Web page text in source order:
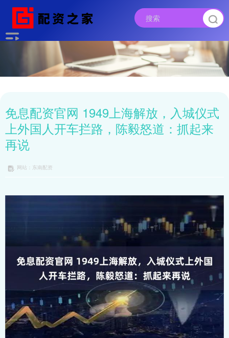
免息配资官网 1949上海解放，入城仪式
上外国人开车拦路，陈毅怒道：抓起来
再说
网站：东南配资